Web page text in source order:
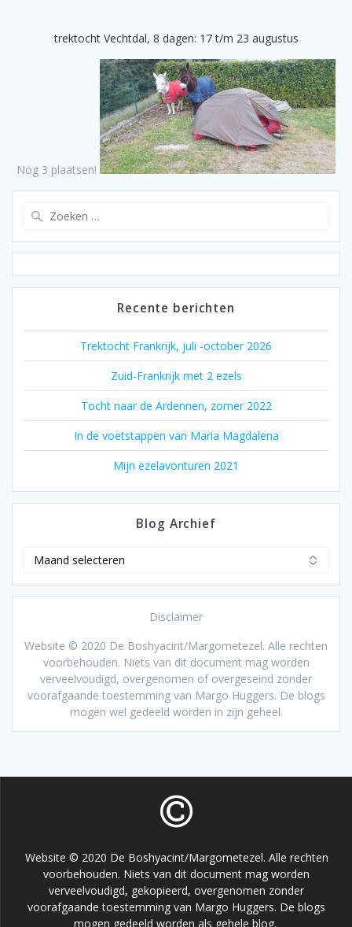
trektocht Vechtdal, 8 dagen: 17 t/m 23 augustus
Nog 3 plaatsen!
Recente berichten
Trektocht Frankrijk, juli -october 2026
Zuid-Frankrijk met 2 ezels
Tocht naar de Ardennen, zomer 2022
In de voetstappen van Maria Magdalena
Mijn ezelavonturen 2021
Blog Archief
Disclaimer
Website © 2020 De Boshyacint/Margometezel. Alle rechten
voorbehouden. Niets van dit document mag worden
verveelvoudigd, overgenomen of overgeseind zonder
voorafgaande toestemming van Margo Huggers. De blogs
mogen wel gedeeld worden in zijn geheel.
Website © 2020 De Boshyacint/Margometezel. Alle rechten
voorbehouden. Niets van dit document mag worden
verveelvoudigd, gekopieerd, overgenomen zonder
voorafgaande toestemming van Margo Huggers. De blogs
mogen gedeeld worden als gehele blog.